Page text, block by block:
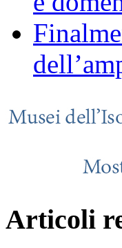
Articoli